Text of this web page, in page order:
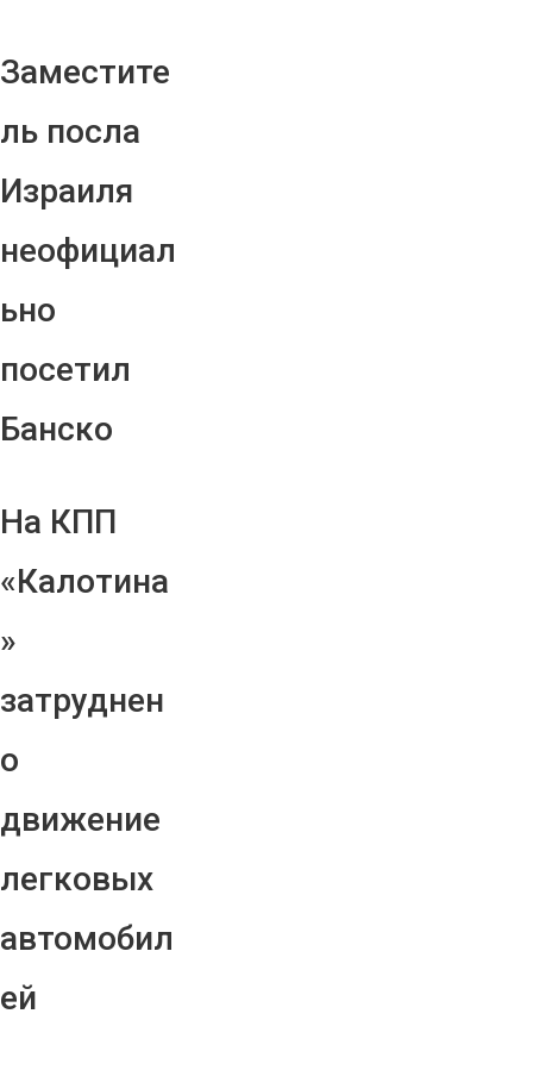
Заместите
ль посла
Израиля
неофициал
ьно
посетил
Банско
На КПП
«Калотина
»
затруднен
о
движение
легковых
автомобил
ей